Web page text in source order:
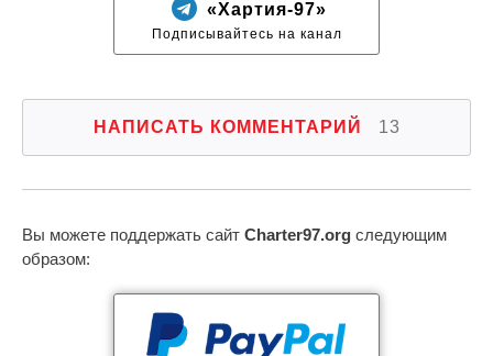
«Хартия-97»
Подписывайтесь на канал
НАПИСАТЬ КОММЕНТАРИЙ 13
Вы можете поддержать сайт Charter97.org следующим
образом: